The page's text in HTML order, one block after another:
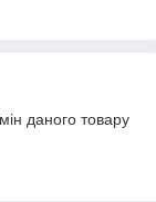
даного товару